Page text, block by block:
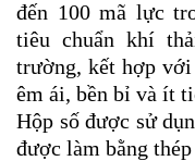
đến 100 mã lực
tiêu chuẩn khí
trường, kết hợp với
êm ái, bền bỉ và ít
Hộp số được sử
được làm bằng